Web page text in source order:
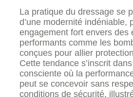
La pratique du dressage se
d’une modernité indéniable,
engagement fort envers des
performants comme les
conçues pour allier
Cette tendance s’inscrit
consciente où la
peut se concevoir sans
conditions de sécurité,